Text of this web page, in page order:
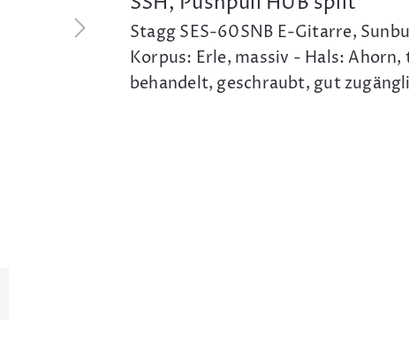
Stagg SES-60SNB E-Gitarre,
Korpus: Erle, massiv - Hals:
behandelt, geschraubt, gut